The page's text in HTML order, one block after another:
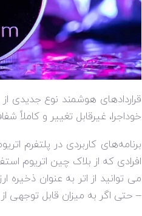
قراردادهای هوشمند نوع جدیدی
خوداجرا، غیرقابل تغییر و
برنامه‌های کاربردی در پلتفرم
افرادی که از بلاک چین اتریوم
می توانید از اتر به عنوان
– حتی اگر به میزان قابل توجهی